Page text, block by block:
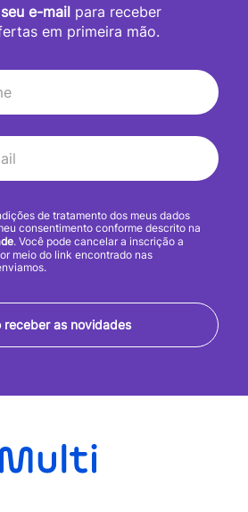
e-mail para receber
em primeira mão.
receber as novidades
de tratamento dos meus dados
consentimento conforme descrito na
. Você pode cancelar a inscrição a
meio do link encontrado nas